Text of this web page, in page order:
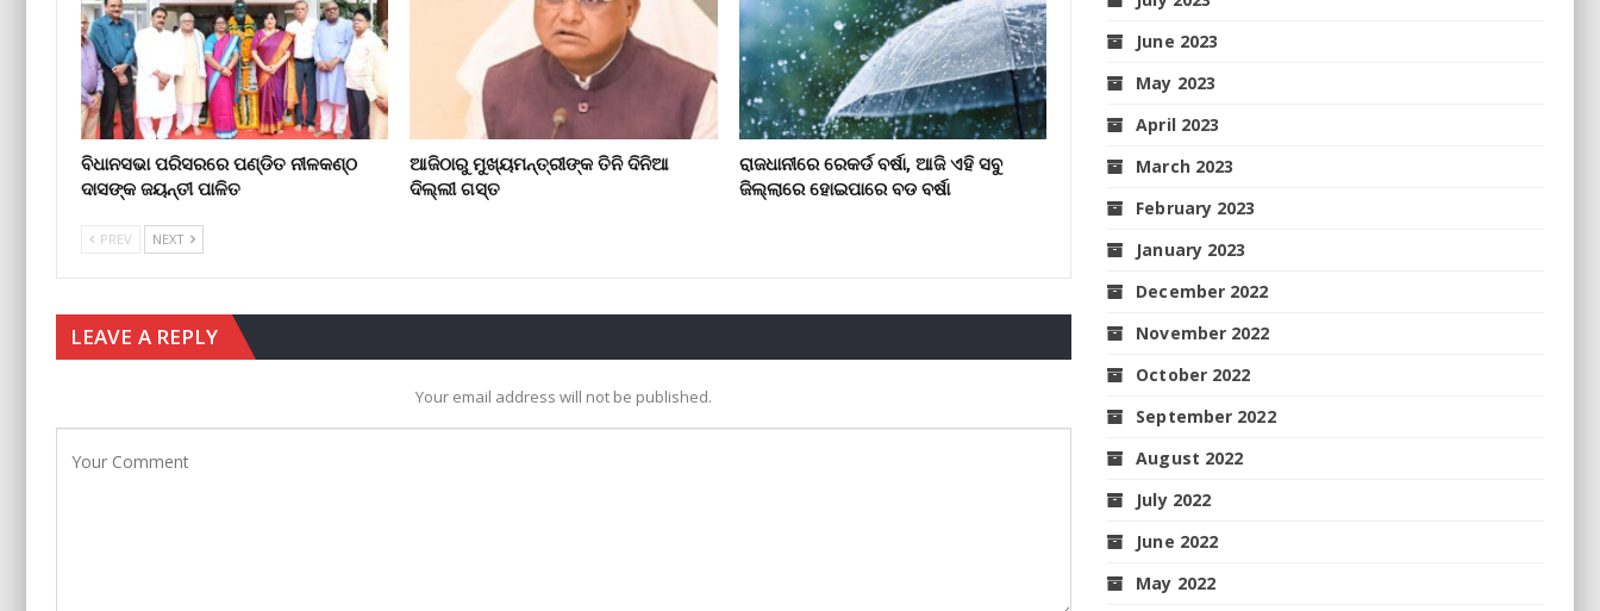
ବିଧାନସଭା ପରିସରରେ ପଣ୍ଡିତ ନୀଳକଣ୍ଠ
ଦାସଙ୍କ ଜୟନ୍ତୀ ପାଳିତ
ଆଜିଠାରୁ ମୁଖ୍ୟମନ୍ତ୍ରୀଙ୍କ ତିନି ଦିନିଆ
ଦିଲ୍ଲୀ ଗସ୍ତ
ରାଜଧାନୀରେ ରେକର୍ଡ ବର୍ଷା, ଆଜି ଏହି ସବୁ
ଜିଲ୍ଲାରେ ହୋଇପାରେ ବଡ ବର୍ଷା
PREV NEXT
LEAVE A REPLY
Your email address will not be published.
June 2023
May 2023
April 2023
March 2023
February 2023
January 2023
December 2022
November 2022
October 2022
September 2022
August 2022
July 2022
June 2022
May 2022